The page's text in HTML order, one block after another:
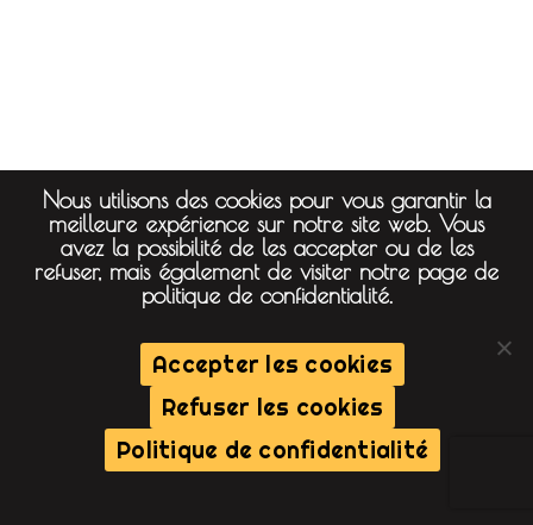
Nous utilisons des cookies pour vous garantir la
meilleure expérience sur notre site web. Vous
avez la possibilité de les accepter ou de les
refuser, mais également de visiter notre page de
politique de confidentialité.
Accepter les cookies
Refuser les cookies
Politique de confidentialité